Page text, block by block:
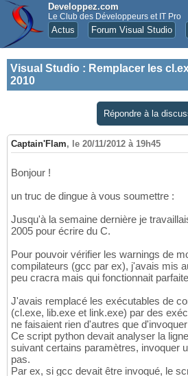
Developpez.com
Le Club des Développeurs et IT Pro
Actus Forum Visual Studio
Visual Studio : Remplacer les
2010
Répondre à la
Captain'Flam, le 20/11/2012 à 19h45
Bonjour !
un truc de dingue à vous soumettre :
Jusqu'à la semaine dernière je
2005 pour écrire du C.
Pour pouvoir vérifier les warnings de
compilateurs (gcc par ex), j'avais mis
peu cracra mais qui fonctionnait
J'avais remplacé les exécutables de
(cl.exe, lib.exe et link.exe) par des
ne faisaient rien d'autres que
Ce script python devait analyser la
suivant certains paramètres, invoquer
pas.
Par ex, si gcc devait être invoqué, le